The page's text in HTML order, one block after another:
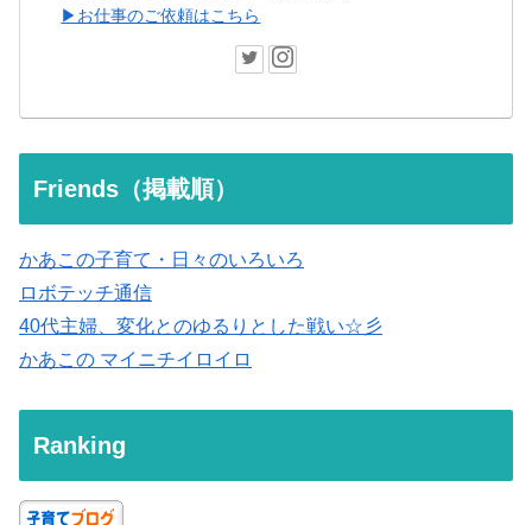
▶お仕事のご依頼はこちら
Friends（掲載順）
かあこの子育て・日々のいろいろ
ロボテッチ通信
40代主婦、変化とのゆるりとした戦い☆彡
かあこの マイニチイロイロ
Ranking